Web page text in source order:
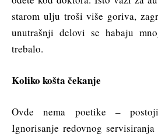
starom ulju troši više goriva,
unutrašnji delovi se habaju
trebalo.
Koliko košta čekanje
Ovde nema poetike –
Ignorisanje redovnog